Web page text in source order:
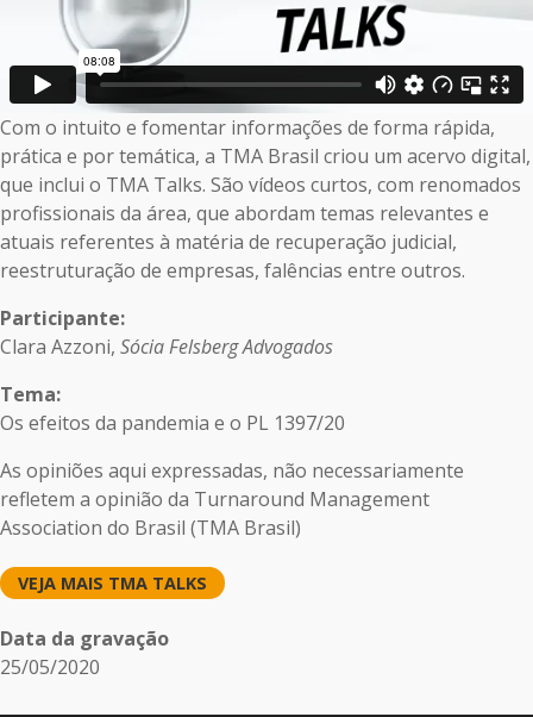
Com o intuito e fomentar informações de forma rápida,
prática e por temática, a TMA Brasil criou um acervo digital,
que inclui o TMA Talks. São vídeos curtos, com renomados
profissionais da área, que abordam temas relevantes e
atuais referentes à matéria de recuperação judicial,
reestruturação de empresas, falências entre outros.
Participante:
Clara Azzoni, Sócia Felsberg Advogados
Tema:
Os efeitos da pandemia e o PL 1397/20
As opiniões aqui expressadas, não necessariamente
refletem a opinião da Turnaround Management
Association do Brasil (TMA Brasil)
VEJA MAIS TMA TALKS
Data da gravação
25/05/2020